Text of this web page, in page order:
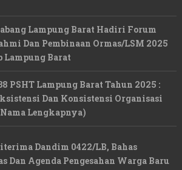
Lampung Barat Hadiri Forum
Dan Pembinaan Ormas/LSM 2025
Lampung Barat
PSHT Lampung Barat Tahun 2025 :
Dan Konsistensi Organisasi
Lengkapnya)
Dandim 0422/LB, Bahas
Dan Agenda Pengesahan Warga Baru